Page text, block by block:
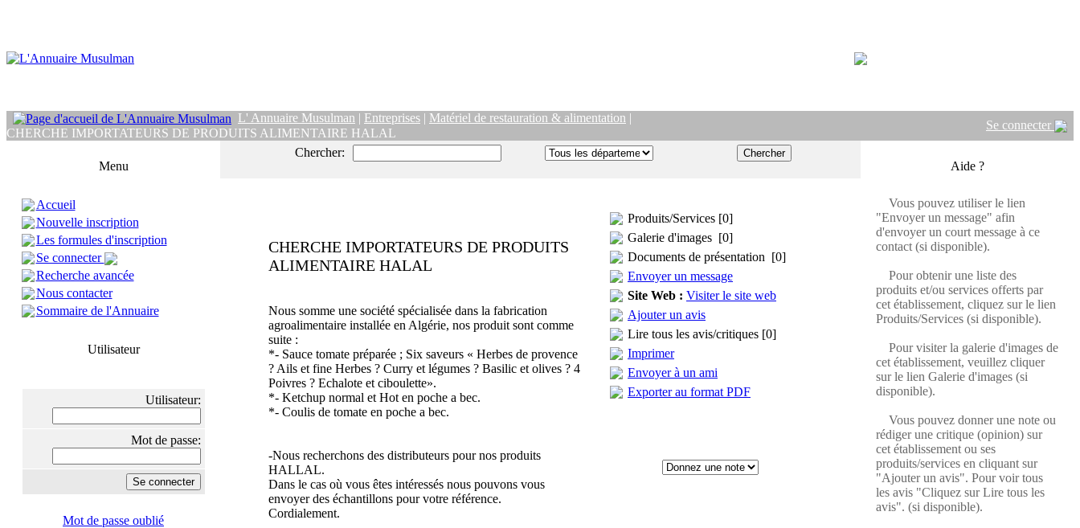
L' Annuaire Musulman | Entreprises | Matériel de restauration & alimentation |
CHERCHE IMPORTATEURS DE PRODUITS ALIMENTAIRE HALAL
Se connecter
Menu
Accueil
Nouvelle inscription
Les formules d'inscription
Se connecter
Recherche avancée
Nous contacter
Sommaire de l'Annuaire
Utilisateur
Utilisateur:
Mot de passe:
Mot de passe oublié
Chercher:
CHERCHE IMPORTATEURS DE PRODUITS
ALIMENTAIRE HALAL
Nous somme une société spécialisée dans la fabrication
agroalimentaire installée en Algérie, nos produit sont comme
suite :
*- Sauce tomate préparée ; Six saveurs « Herbes de provence
? Ails et fine Herbes ? Curry et légumes ? Basilic et olives ? 4
Poivres ? Echalote et ciboulette».
*- Ketchup normal et Hot en poche a bec.
*- Coulis de tomate en poche a bec.
-Nous recherchons des distributeurs pour nos produits
HALLAL.
Dans le cas où vous êtes intéressés nous pouvons vous
envoyer des échantillons pour votre référence.
Cordialement.
Produits/Services [0]
Galerie d'images [0]
Documents de présentation [0]
Envoyer un message
Site Web : Visiter le site web
Ajouter un avis
Lire tous les avis/critiques [0]
Imprimer
Envoyer à un ami
Exporter au format PDF
Aide ?
Vous pouvez utiliser le lien
"Envoyer un message" afin
d'envoyer un court message à ce
contact (si disponible).
Pour obtenir une liste des
produits et/ou services offerts par
cet établissement, cliquez sur le lien
Produits/Services (si disponible).
Pour visiter la galerie d'images de
cet établissement, veuillez cliquer
sur le lien Galerie d'images (si
disponible).
Vous pouvez donner une note ou
rédiger une critique (opinion) sur
cet établissement ou ses
produits/services en cliquant sur
"Ajouter un avis". Pour voir tous
les avis "Cliquez sur Lire tous les
avis". (si disponible).